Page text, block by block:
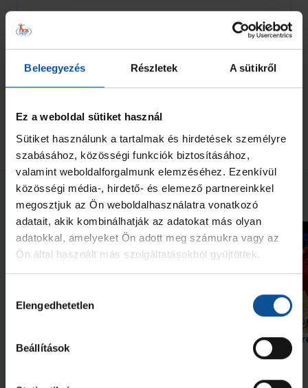
Beleegyezés Részletek A sütikről
Ez a weboldal sütiket használ
Sütiket használunk a tartalmak és hirdetések személyre
szabásához, közösségi funkciók biztosításához,
valamint weboldalforgalmunk elemzéséhez. Ezenkívül
közösségi média-, hirdető- és elemező partnereinkkel
megosztjuk az Ön weboldalhasználatra vonatkozó
adatait, akik kombinálhatják az adatokat más olyan
adatokkal, amelyeket Ön adott meg számukra vagy az
Ön által használt más szolgáltatásokból gyűjtöttek.
kiválasztása
Elengedhetetlen
Beállítások
26 34
OBO Aréna
Neked ajánljuk
A negyedik helyet
U20-as csapatunk